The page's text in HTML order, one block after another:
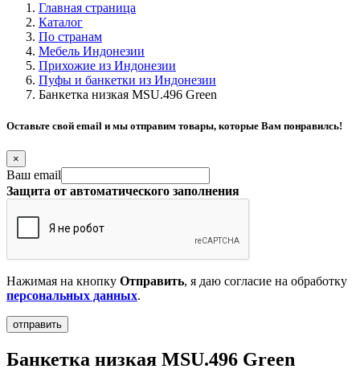
Главная страница
Каталог
По странам
Мебель Индонезии
Прихожие из Индонезии
Пуфы и банкетки из Индонезии
Банкетка низкая MSU.496 Green
Оставьте свой email и мы отправим товары, которые Вам понравилсь!
×
Ваш email
Защита от автоматического заполнения
Нажимая на кнопку Отправить, я даю согласие на обработку
персональных данных.
Банкетка низкая MSU.496 Green